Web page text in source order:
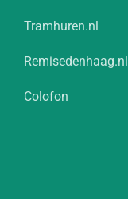
Tramhuren.nl
Remisedenhaag.nl
Colofon